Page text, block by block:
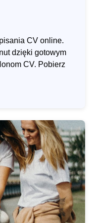
CV online.
dzięki gotowym
CV. Pobierz